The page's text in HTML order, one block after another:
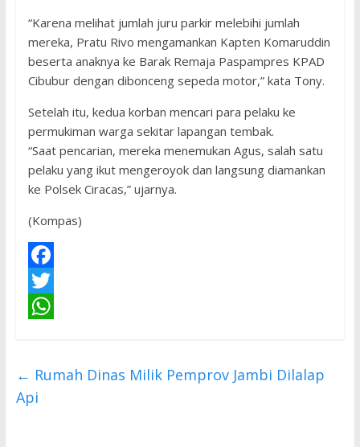
“Karena melihat jumlah juru parkir melebihi jumlah
mereka, Pratu Rivo mengamankan Kapten Komaruddin
beserta anaknya ke Barak Remaja Paspampres KPAD
Cibubur dengan dibonceng sepeda motor,” kata Tony.
Setelah itu, kedua korban mencari para pelaku ke
permukiman warga sekitar lapangan tembak.
“Saat pencarian, mereka menemukan Agus, salah satu
pelaku yang ikut mengeroyok dan langsung diamankan
ke Polsek Ciracas,” ujarnya.
(Kompas)
F
a
b
o
T
t
t
a
t
← Rumah Dinas Milik Pemprov Jambi Dilalap
Api